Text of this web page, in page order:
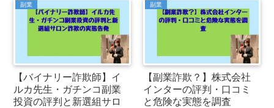
副業
【バイナリー詐欺師】イ
ルカ先生・ガチンコ副業
投資の評判と新選組サロ
副業
【副業詐欺？】株式会社
インターの評判・口コミ
と危険な実態を調査